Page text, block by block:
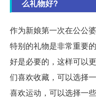
么礼物好?
作为新娘第一次在公公
特别的礼物是非常重要
好是必要的，这样可以
们喜欢收藏，可以选择
喜欢运动，可以选择一